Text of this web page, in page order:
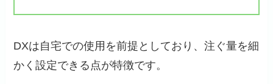
DXは自宅での使用を前提としており、注ぐ量を細
かく設定できる点が特徴です。